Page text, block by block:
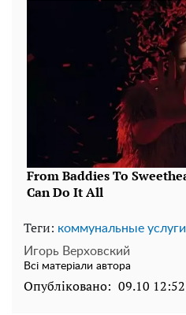
Теги: коммунальные услуги
Игорь Верховский
Всі матеріали автора
Опубліковано: 09.10 12:52